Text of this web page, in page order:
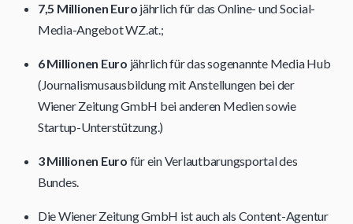
7,5 Millionen Euro jährlich für das Online- und Social-
Media-Angebot WZ.at.;
6 Millionen Euro jährlich für das sogenannte Media Hub
(Journalismusausbildung mit Anstellungen bei der
Wiener Zeitung GmbH bei anderen Medien sowie
Startup-Unterstützung.)
3 Millionen Euro für ein Verlautbarungsportal des
Bundes.
Die Wiener Zeitung GmbH ist auch als Content-Agentur